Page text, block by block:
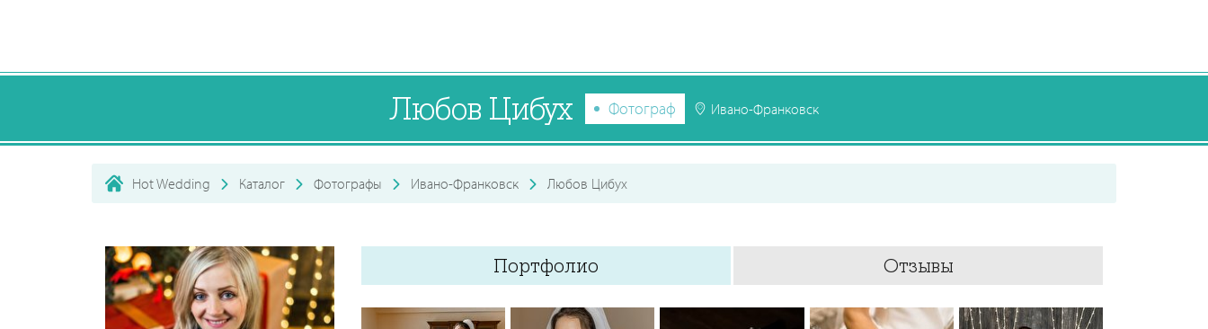
Любов Цибух Фотограф Ивано-Франковск
Hot Wedding Каталог Фотографы Ивано-Франковск Любов Цибух
Портфолио Отзывы